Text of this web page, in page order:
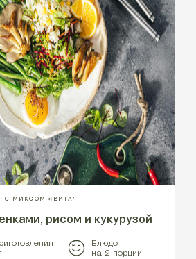
С МИКСОМ «ВИТА"
рисом и кукурузой
Блюдо
на 2 порции